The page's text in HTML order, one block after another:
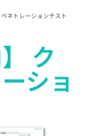
ネトレーションテスト
ク
ショ